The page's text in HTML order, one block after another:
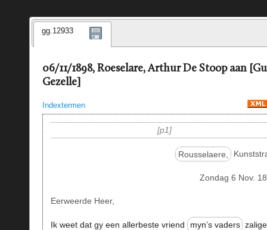
gg.12933
06/11/1898, Roeselare, Arthur De Stoop aan
Gezelle]
Indextermen
p1
Rousselaere,
Zondag 6 Nov.
Eerweerde Heer,
Ik weet dat gy een allerbeste vriend myn’s vaders